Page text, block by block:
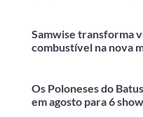
Samwise transforma
combustível na nova
Os Poloneses do
em agosto para 6